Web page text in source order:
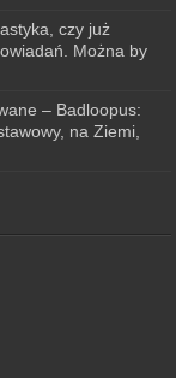
czy już
Można by
– Badloopus:
na Ziemi,